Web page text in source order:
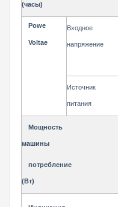
(часы)
Powe
Voltae
Входное
напряжение
Источник
питания
Мощность
машины
потребление
(Вт)